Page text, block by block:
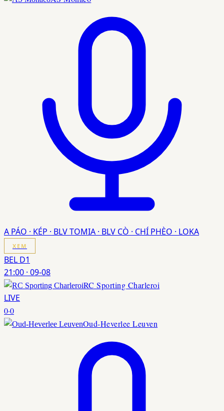
A PÁO · KÉP · BLV TOMIA · BLV CÒ · CHÍ PHÈO · LOKA
XEM
BEL D1
21:00 · 09-08
RC Sporting Charleroi
LIVE
0·0
Oud-Heverlee Leuven